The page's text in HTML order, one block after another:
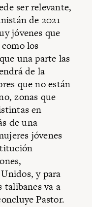
ser relevante,
de 2021
jóvenes que
los
una parte las
de la
que no están
zonas que
en
de una
jóvenes
y para
talibanes va a
Pastor.